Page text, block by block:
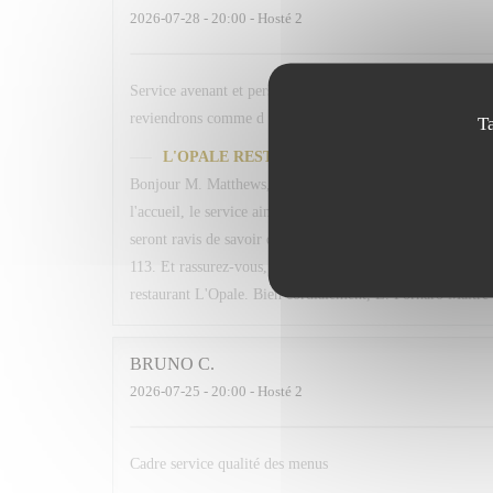
2026-07-28 - 20:00 - Hosté 2
Service avenant et personnel souriant. Plats simples
reviendrons comme d habitude A la 113. En espérant
L'OPALE RESTAURANT
Bonjour M. Matthews, Un grand merci pour votre fidélité
l'accueil, le service ainsi que les plats proposés. Votre
seront ravis de savoir qu'ils ont contribué à rendre votre
113. Et rassurez-vous, nous ferons de notre mieux pour
restaurant L'Opale. Bien cordialement, L. Fornaro Maitre
BRUNO C
2026-07-25 - 20:00 - Hosté 2
Cadre service qualité des menus